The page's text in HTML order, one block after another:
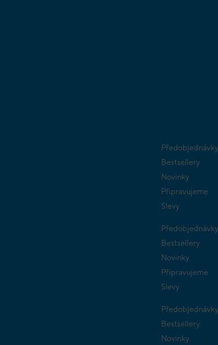
Předobjednávky
Bestsellery
Novinky
Připravujeme
Slevy
Předobjednávky
Bestsellery
Novinky
Připravujeme
Slevy
Předobjednávky
Bestsellery
Novinky